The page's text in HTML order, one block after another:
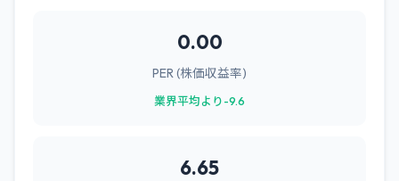
0.00
PER (株価収益率)
業界平均より-9.6
6.65